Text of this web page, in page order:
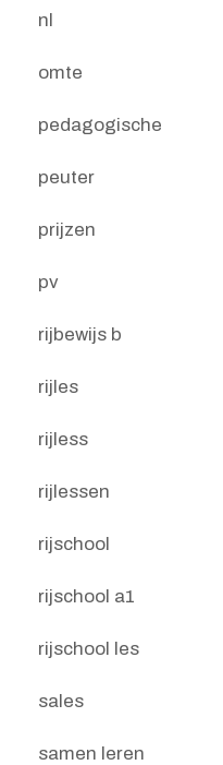
nl
omte
pedagogische
peuter
prijzen
pv
rijbewijs b
rijles
rijless
rijlessen
rijschool
rijschool a1
rijschool les
sales
samen leren